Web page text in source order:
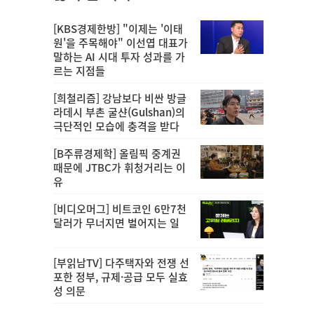
[KBS경제한방] "이제는 '이태
원'을 주목해야" 이선엽 대표가
말하는 AI 시대 투자 성과를 가
르는 지점들
[희철리즘] 강남보다 비싼 방글
라데시 부촌 굴샨(Gulshan)의
극단적인 모습에 충격을 받다
[B주류경제학] 올림픽 중계권
때문에 JTBC가 휘청거리는 이
유
[비디오머그] 비트코인 6만7천
달러가 무너지면 벌어지는 일
[부읽남TV] 다주택자와 전쟁 선
포한 정부, 규제·공급 모두 실효
성 의문